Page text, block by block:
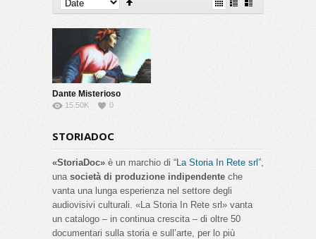
Dante Misterioso
15.50K 0
STORIADOC
«StoriaDoc» è un marchio di “La Storia In Rete srl”,
una società di produzione indipendente che
vanta una lunga esperienza nel settore degli
audiovisivi culturali. «La Storia In Rete srl» vanta
un catalogo – in continua crescita – di oltre 50
documentari sulla storia e sull’arte, per lo più